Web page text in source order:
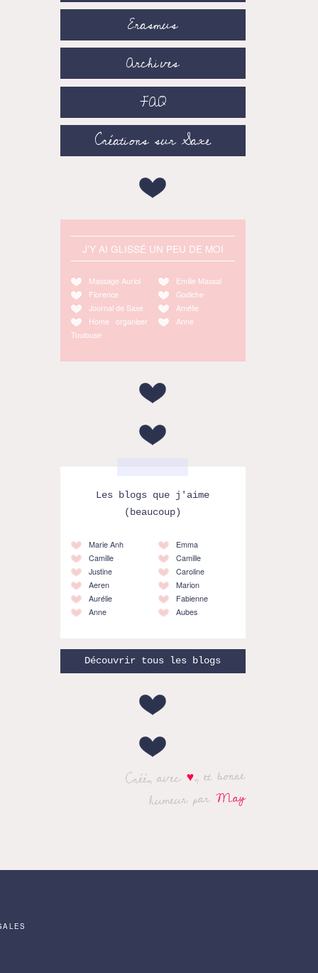
Erasmus
Archives
FAQ
Créations sur Saxe
J'Y AI GLISSÉ UN PEU DE MOI
Massage Auriol
Florence
Journal de Saxe
Home organiser
Toulouse
Emilie Massal
Godiche
Amélie
Anne
Les blogs que j'aime
(beaucoup)
Marie Anh
Camille
Justine
Aeren
Aurélie
Anne
Emma
Camille
Caroline
Marion
Fabienne
Aubes
Découvrir tous les blogs
Créé, avec♥, et bonne
humeur parMay